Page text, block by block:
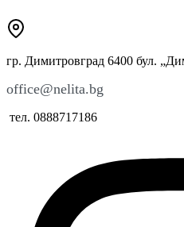
гр. Димитровград 6400 бул.
office@nelita.bg
тел. 0888717186